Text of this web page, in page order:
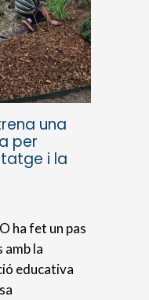
una
per
i la
ha fet un pas
amb la
educativa